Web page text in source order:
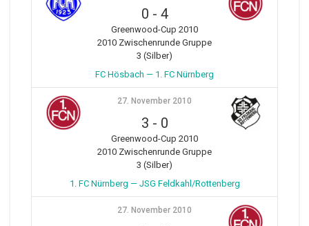
0 - 4
Greenwood-Cup 2010
2010 Zwischenrunde Gruppe
3 (Silber)
FC Hösbach — 1. FC Nürnberg
27. November 2010
3 - 0
Greenwood-Cup 2010
2010 Zwischenrunde Gruppe
3 (Silber)
1. FC Nürnberg — JSG Feldkahl/Rottenberg
27. November 2010